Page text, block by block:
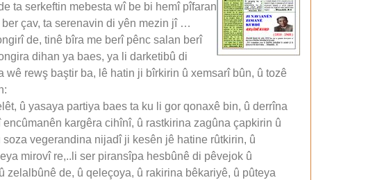
ta serkeftin mebesta wî be bi hemî pîfaran
çav, ta serenavin di yên mezin jî …
de, tinê bîra me berî pênc salan berî
dihan ya baes, ya li darketibû di
rewş baştir ba, lê hatin ji bîrkirin û xemsarî bûn, û tozê
û yasaya partiya baes ta ku li gor qonaxê bin, û derrîna
kargêra cihînî, û rastkirina zagûna çapkirin û
vegerandina nijadî ji kesên jê hatine rûtkirin, û
mirovî re,..li ser piransîpa hesbûnê di pêvejok û
de, û qeleçoya, û rakirina bêkariyê, û pûteya